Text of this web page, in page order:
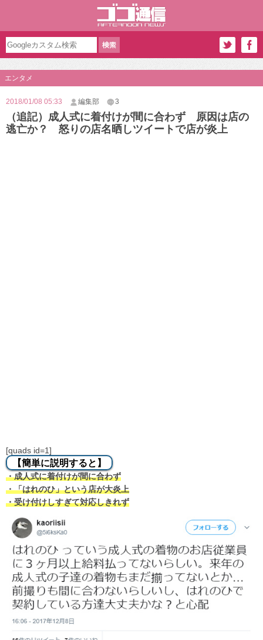
エンタメ
2018/01/08 05:33 編集部 3
（追記）成人式に着付けが間に合わず 原因は店の
逃亡か？ 怒りの店名晒しツイートで店が炎上
[quads id=1]
【簡単に説明すると】
・成人式に着付けが間に合わず
・「はれのひ」という店が大炎上
・受け付けしすぎて対応しきれず